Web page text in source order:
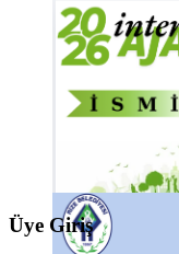
Üye Giriş